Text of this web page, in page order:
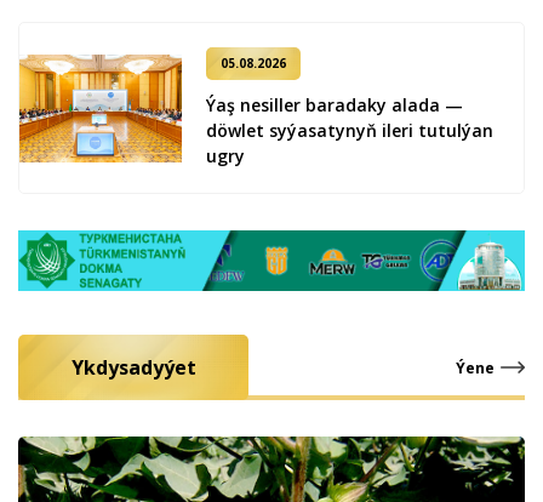
05.08.2026
Ýaş ne­sil­ler ba­ra­da­ky ala­da —
döw­let sy­ýa­sa­ty­nyň ile­ri tu­tul­ýan
ug­ry
Ykdysadyýet Ýene